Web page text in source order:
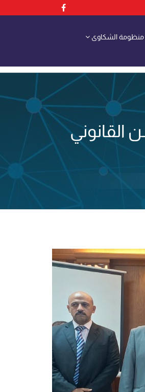
منظومة الشكاوى
القانوني